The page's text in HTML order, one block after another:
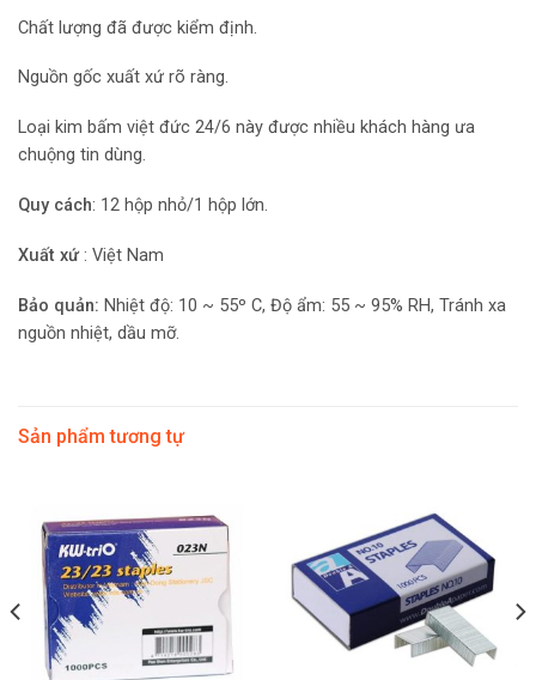
Chất lượng đã được kiểm định.
Nguồn gốc xuất xứ rõ ràng.
Loại kim bấm việt đức 24/6 này được nhiều khách hàng ưa
chuộng tin dùng.
Quy cách: 12 hộp nhỏ/1 hộp lớn.
Xuất xứ: Việt Nam
Bảo quản: Nhiệt độ: 10 ~ 55º C, Độ ẩm: 55 ~ 95% RH, Tránh xa
nguồn nhiệt, dầu mỡ.
Sản phẩm tương tự